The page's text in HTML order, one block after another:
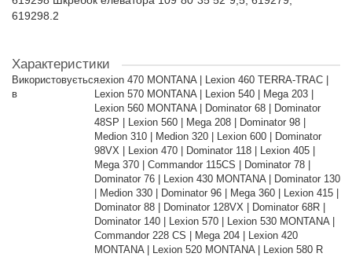
619298.2
Характеристики
Використовується
в
Lexion 470 MONTANA | Lexion 460 TERRA-TRAC |
Lexion 570 MONTANA | Lexion 540 | Mega 203 |
Lexion 560 MONTANA | Dominator 68 | Dominator
48SP | Lexion 560 | Mega 208 | Dominator 98 |
Medion 310 | Medion 320 | Lexion 600 | Dominator
98VX | Lexion 470 | Dominator 118 | Lexion 405 |
Mega 370 | Commandor 115CS | Dominator 78 |
Dominator 76 | Lexion 430 MONTANA | Dominator 130
| Medion 330 | Dominator 96 | Mega 360 | Lexion 415 |
Dominator 88 | Dominator 128VX | Dominator 68R |
Dominator 140 | Lexion 570 | Lexion 530 MONTANA |
Commandor 228 CS | Mega 204 | Lexion 420
MONTANA | Lexion 520 MONTANA | Lexion 580 R